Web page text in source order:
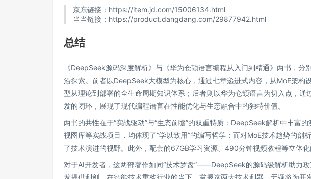
京东链接：https://item.jd.com/15006134.html
当当链接：https://product.dangdang.com/29877942.html
总结
《DeepSeek源码深度解析》与《华为仓颉语言编程从入门到精通》两书，
沿探索。前者以DeepSeek大模型为核心，通过七章递进式内容，从MoE架构
型从理论到部署的全生命周期知识体系；后者则以华为仓颉语言为切入点，
发的闭环，展现了现代编程语言在性能优化与生态融合中的独特价值。
两书的共性在于“实战驱动”与“生态前瞻”的双重特质：DeepSeek解析中丰富
视图库等实战项目，均体现了“学以致用”的编写哲学；而对MoE技术趋势的剖
了技术演进的视野。此外，配套的67GB学习资源、490分钟视频教程等立体
对于AI开发者，这两部著作如同“技术罗盘”——DeepSeek的源码级解析助力
发提供利剑。在智能技术重构行业的当下，掌握这两大技术利器，无疑将为开